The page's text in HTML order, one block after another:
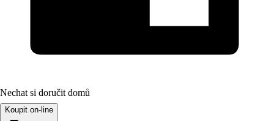
Nechat si doručit domů
Koupit on-line